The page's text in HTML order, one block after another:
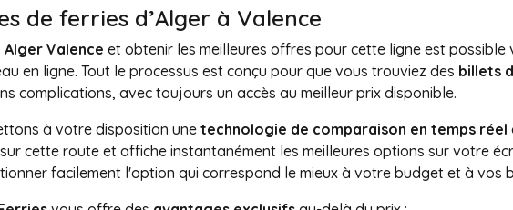
de ferries d’Alger à Valence
Valence et obtenir les meilleures offres pour cette ligne est possible
en ligne. Tout le processus est conçu pour que vous trouviez des billets
complications, avec toujours un accès au meilleur prix disponible.
à votre disposition une technologie de comparaison en temps réel
cette route et affiche instantanément les meilleures options sur votre
facilement l'option qui correspond le mieux à votre budget et à vos